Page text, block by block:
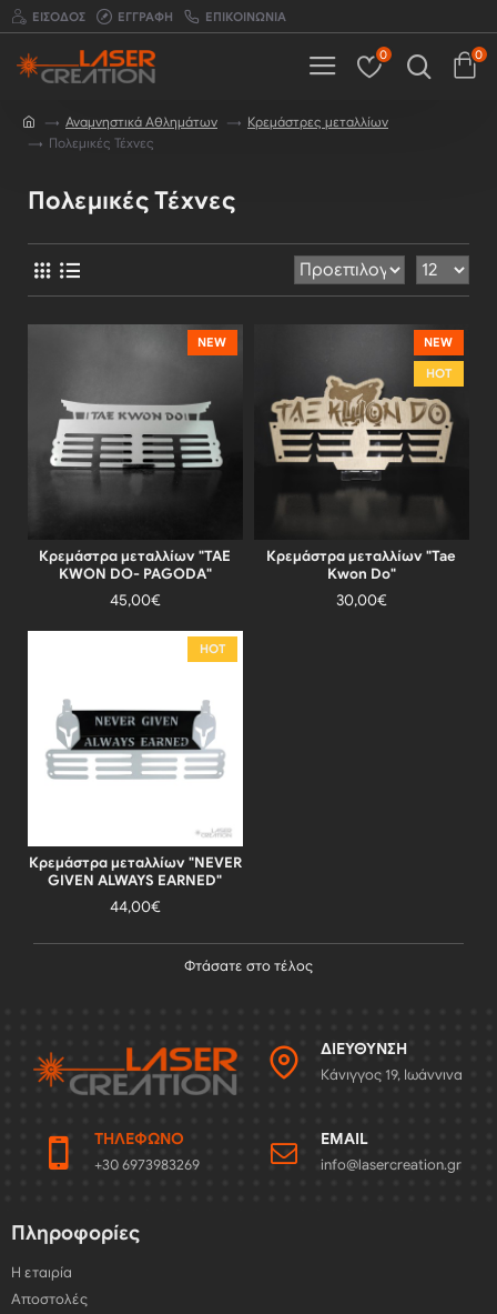
ΕΊΣΟΔΟΣ ΕΓΓΡΑΦΉ ΕΠΙΚΟΙΝΩΝΊΑ
0 0
Αναμνηστικά Αθλημάτων
Κρεμάστρες μεταλλίων
Πολεμικές Τέχνες
Πολεμικές Τέχνες
NEW
Κρεμάστρα μεταλλίων "TAE
KWON DO- PAGODA"
45,00€
NEW
HOT
Κρεμάστρα μεταλλίων "Tae
Kwon Do"
30,00€
HOT
Κρεμάστρα μεταλλίων "NEVER
GIVEN ALWAYS EARNED"
44,00€
Φτάσατε στο τέλος
ΔΙΕΎΘΥΝΣΗ
Κάνιγγος 19, Ιωάννινα
ΤΗΛΈΦΩΝΟ
+30 6973983269
EMAIL
info@lasercreation.gr
Πληροφορίες
Η εταιρία
Αποστολές